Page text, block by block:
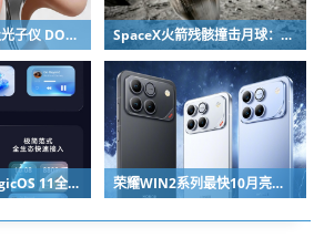
899元拿下院线级光子仪 DOCO童颜超光炮小米有品众筹上线 SpaceX火箭残骸撞击月球：留下直径约30米巨坑
一图看懂荣耀MagicOS 11全新双架构：安卓底层重构 液态玻璃效果拉满 荣耀WIN2系列最快10月亮相：2nm芯片+万级电池组合同档唯一